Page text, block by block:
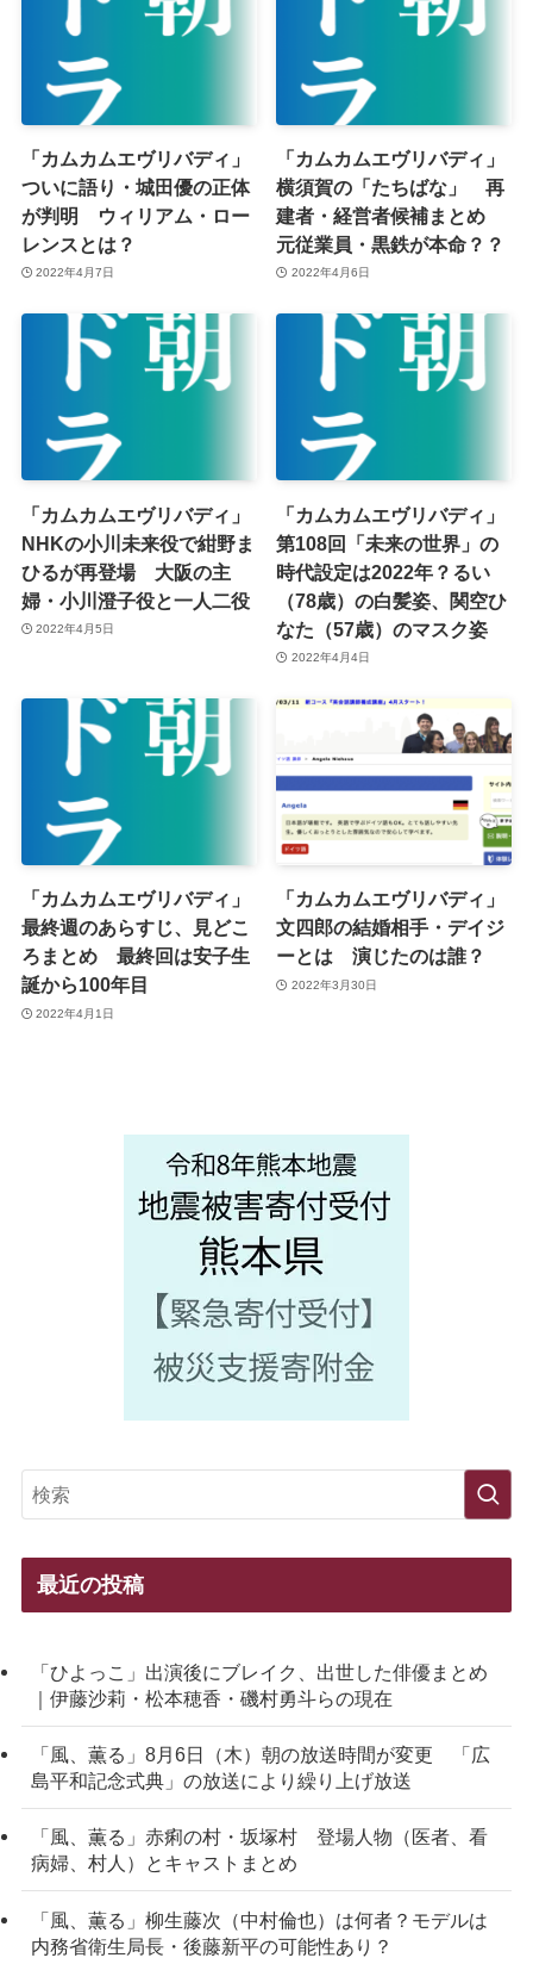
「カムカムエヴリバディ」
ついに語り・城田優の正体
が判明 ウィリアム・ロー
レンスとは？
2022年4月7日
「カムカムエヴリバディ」
横須賀の「たちばな」 再
建者・経営者候補まとめ
元従業員・黒鉄が本命？？
2022年4月6日
「カムカムエヴリバディ」
NHKの小川未来役で紺野ま
ひるが再登場 大阪の主
婦・小川澄子役と一人二役
2022年4月5日
「カムカムエヴリバディ」
第108回「未来の世界」の
時代設定は2022年？るい
（78歳）の白髪姿、関空ひ
なた（57歳）のマスク姿
2022年4月4日
「カムカムエヴリバディ」
最終週のあらすじ、見どこ
ろまとめ 最終回は安子生
誕から100年目
2022年4月1日
「カムカムエヴリバディ」
文四郎の結婚相手・デイジ
ーとは 演じたのは誰？
2022年3月30日
最近の投稿
「ひよっこ」出演後にブレイク、出世した俳優まとめ
｜伊藤沙莉・松本穂香・磯村勇斗らの現在
「風、薫る」8月6日（木）朝の放送時間が変更 「広
島平和記念式典」の放送により繰り上げ放送
「風、薫る」赤痢の村・坂塚村 登場人物（医者、看
病婦、村人）とキャストまとめ
「風、薫る」柳生藤次（中村倫也）は何者？モデルは
内務省衛生局長・後藤新平の可能性あり？